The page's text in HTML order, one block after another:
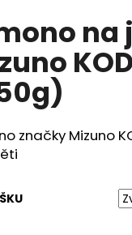
na
značky Mizuno